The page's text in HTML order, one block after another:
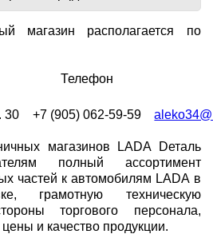
магазин располагается по
Телефон
30 +7 (905) 062-59-59
магазинов LADA Dеталь
полный ассортимент
частей к автомобилям LADA в
грамотную техническую
торгового персонала,
и качество продукции.